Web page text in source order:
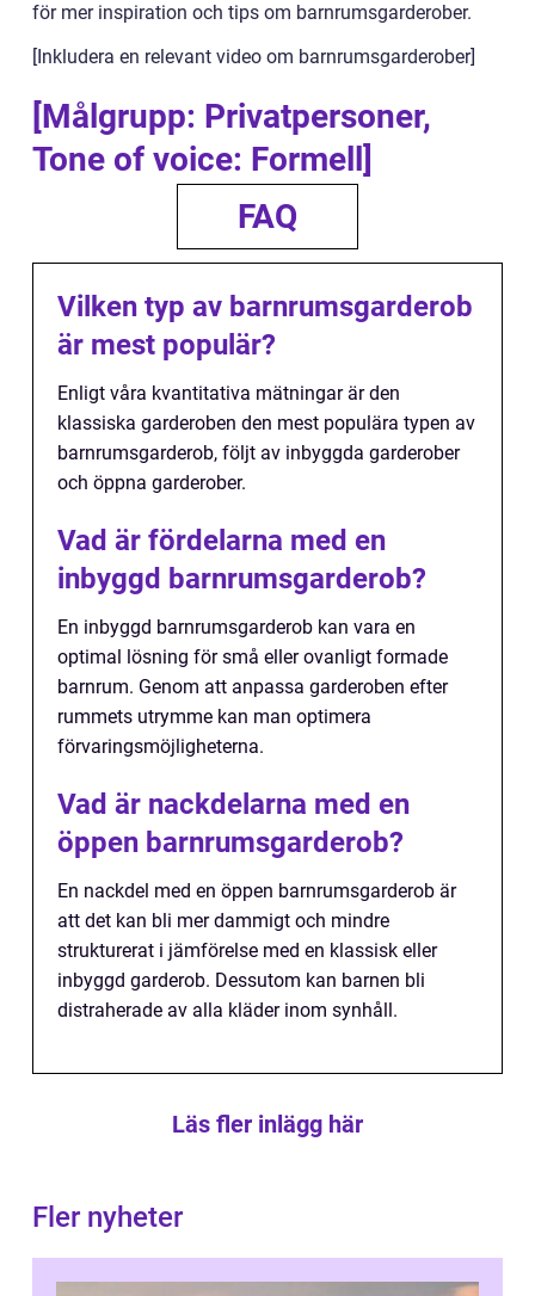
för mer inspiration och tips om barnrumsgarderober.
[Inkludera en relevant video om barnrumsgarderober]
[Målgrupp: Privatpersoner,
Tone of voice: Formell]
FAQ
Vilken typ av barnrumsgarderob
är mest populär?
Enligt våra kvantitativa mätningar är den
klassiska garderoben den mest populära typen av
barnrumsgarderob, följt av inbyggda garderober
och öppna garderober.
Vad är fördelarna med en
inbyggd barnrumsgarderob?
En inbyggd barnrumsgarderob kan vara en
optimal lösning för små eller ovanligt formade
barnrum. Genom att anpassa garderoben efter
rummets utrymme kan man optimera
förvaringsmöjligheterna.
Vad är nackdelarna med en
öppen barnrumsgarderob?
En nackdel med en öppen barnrumsgarderob är
att det kan bli mer dammigt och mindre
strukturerat i jämförelse med en klassisk eller
inbyggd garderob. Dessutom kan barnen bli
distraherade av alla kläder inom synhåll.
Läs fler inlägg här
Fler nyheter